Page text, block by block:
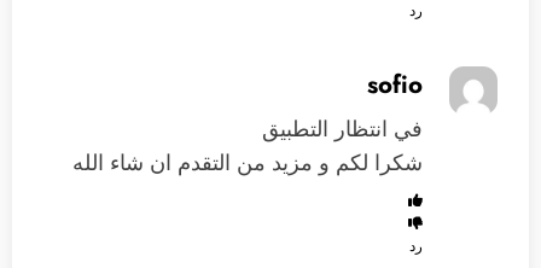
رد
sofio
في انتظار التطبيق
شكرا لكم و مزيد من التقدم ان شاء الله
رد